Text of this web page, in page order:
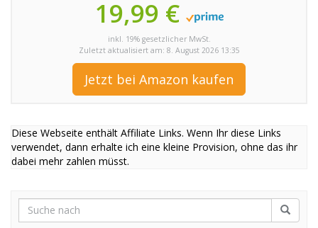
19,99 €
inkl. 19% gesetzlicher MwSt.
Zuletzt aktualisiert am: 8. August 2026 13:35
Jetzt bei Amazon kaufen
Diese Webseite enthält Affiliate Links. Wenn Ihr diese Links
verwendet, dann erhalte ich eine kleine Provision, ohne das ihr
dabei mehr zahlen müsst.